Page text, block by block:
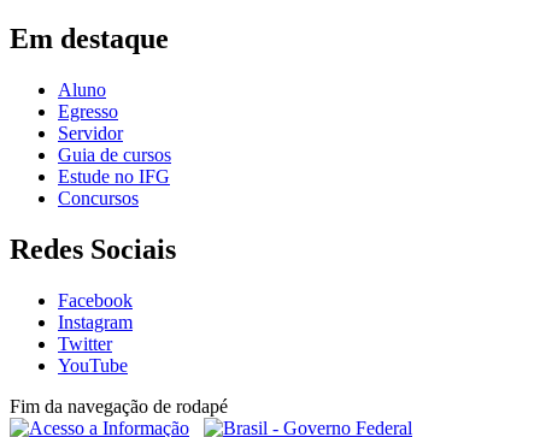
Em destaque
Aluno
Egresso
Servidor
Guia de cursos
Estude no IFG
Concursos
Redes Sociais
Facebook
Instagram
Twitter
YouTube
Fim da navegação de rodapé